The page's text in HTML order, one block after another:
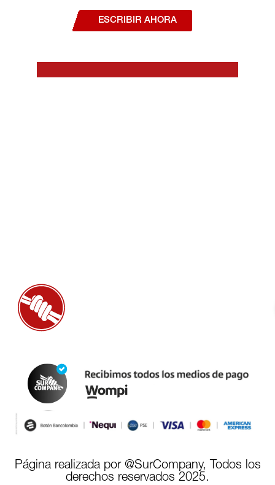
ESCRIBIR AHORA
Página realizada por @SurCompany, Todos los
derechos reservados 2025.